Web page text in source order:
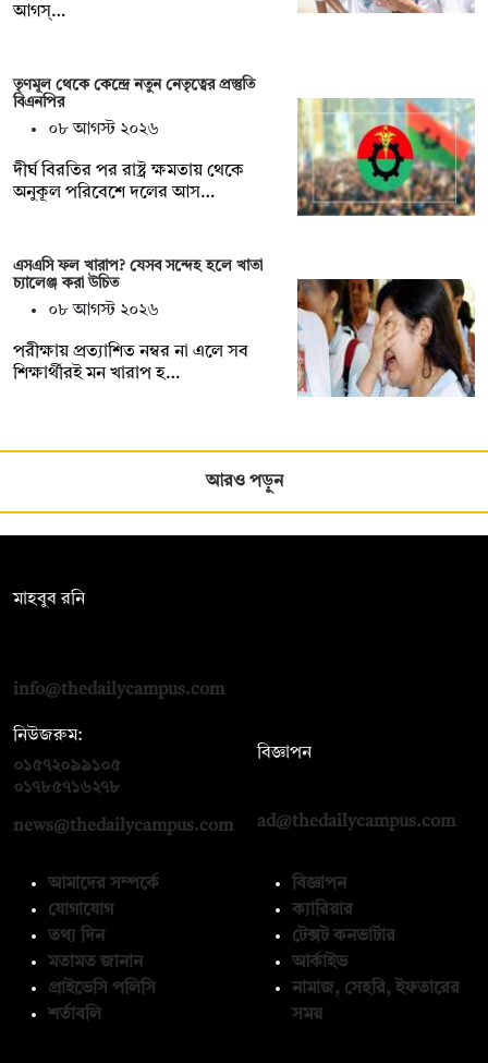
আগস্…
তৃণমূল থেকে কেন্দ্রে নতুন নেতৃত্বের প্রস্তুতি
বিএনপির
০৮ আগস্ট ২০২৬
দীর্ঘ বিরতির পর রাষ্ট্র ক্ষমতায় থেকে
অনুকূল পরিবেশে দলের আস…
এসএসি ফল খারাপ? যেসব সন্দেহ হলে খাতা
চ্যালেঞ্জ করা উচিত
০৮ আগস্ট ২০২৬
পরীক্ষায় প্রত্যাশিত নম্বর না এলে সব
শিক্ষার্থীরই মন খারাপ হ…
আরও পড়ুন
মাহবুব রনি
info@thedailycampus.com
নিউজরুম:
০১৫৭২০৯৯১০৫
০১৭৮৫৭১৬২৭৮
news@thedailycampus.com
বিজ্ঞাপন
ad@thedailycampus.com
আমাদের সম্পর্কে
যোগাযোগ
তথ্য দিন
মতামত জানান
প্রাইভেসি পলিসি
শর্তাবলি
বিজ্ঞাপন
ক্যারিয়ার
টেক্সট কনভার্টার
আর্কাইভ
নামাজ, সেহরি, ইফতারের
সময়